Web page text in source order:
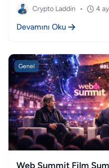
Crypto Laddin • 4
Devamını Oku
Genel
Web Summit Film